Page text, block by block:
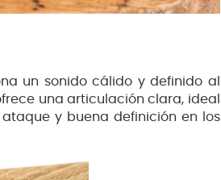
un sonido cálido y definido al
una articulación clara, ideal
y buena definición en los